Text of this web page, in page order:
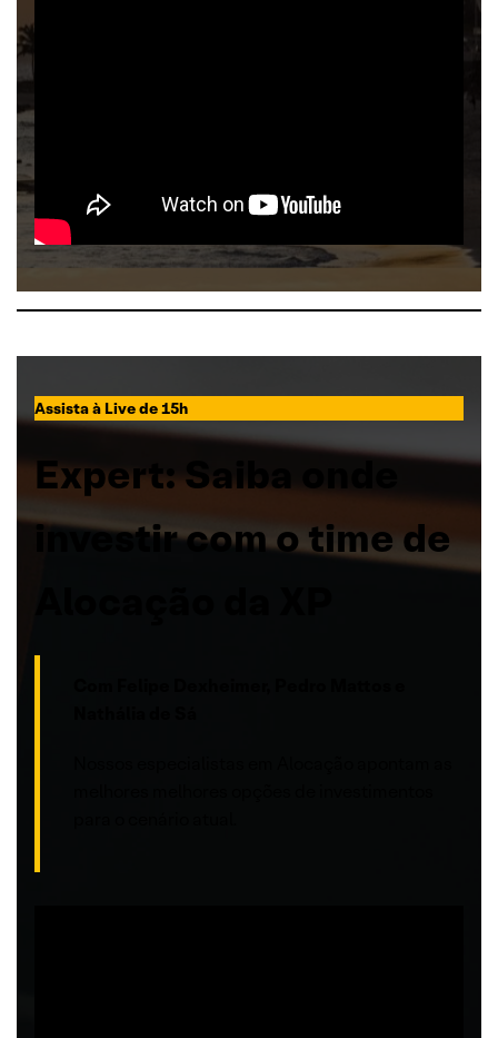
Assista à Live de 15h
Expert: Saiba onde
investir com o time de